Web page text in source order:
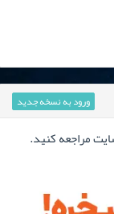
ورود به نسخه جدید
مراجعه کنید.